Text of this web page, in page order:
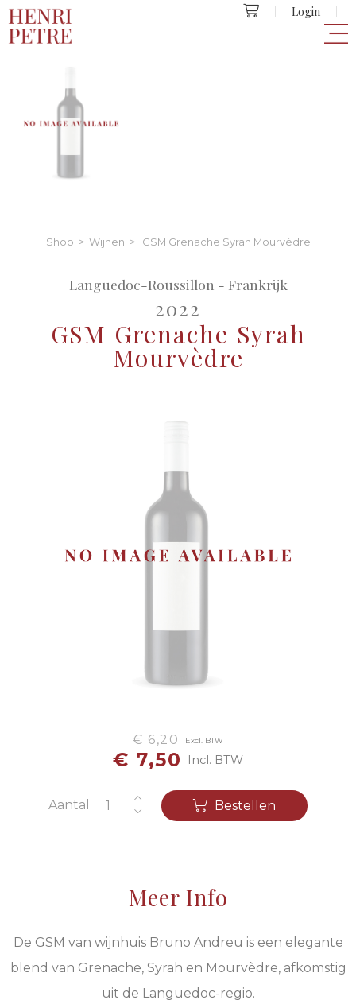
Login
Shop > Wijnen > GSM Grenache Syrah Mourvèdre
Languedoc-Roussillon - Frankrijk
2022
GSM Grenache Syrah
Mourvèdre
€ 6,20 Excl. BTW
€ 7,50 Incl. BTW
Aantal Bestellen
Meer Info
De GSM van wijnhuis Bruno Andreu is een elegante
blend van Grenache, Syrah en Mourvèdre, afkomstig
uit de Languedoc-regio.